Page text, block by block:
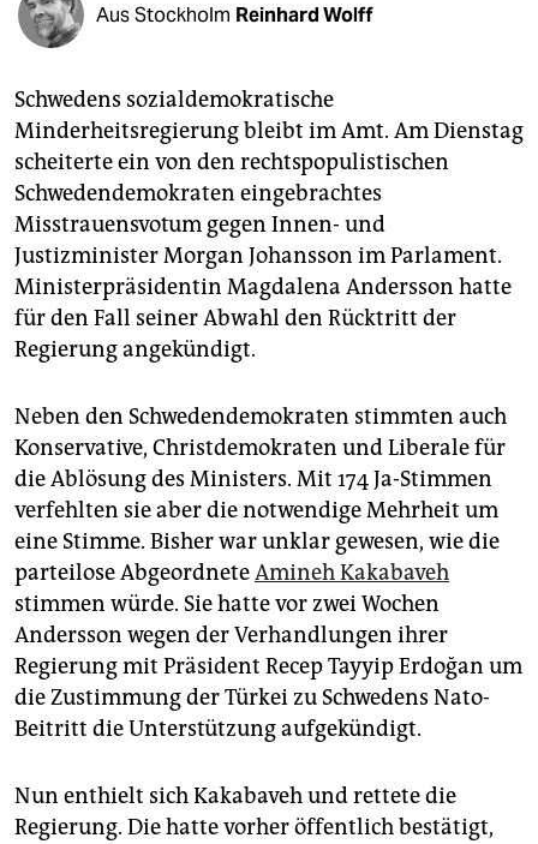
shop
unterstützen
abo
genossenschaft
epaper login
Aus Stockholm Reinhard Wolff
Schwedens sozialdemokratische
Minderheitsregierung bleibt im Amt. Am Dienstag
scheiterte ein von den rechtspopulistischen
Schwedendemokraten eingebrachtes
Misstrauensvotum gegen Innen- und
Justizminister Morgan Johansson im Parlament.
Ministerpräsidentin Magdalena Andersson hatte
für den Fall seiner Abwahl den Rücktritt der
Regierung angekündigt.
Neben den Schwedendemokraten stimmten auch
Konservative, Christdemokraten und Liberale für
die Ablösung des Ministers. Mit 174 Ja-Stimmen
verfehlten sie aber die notwendige Mehrheit um
eine Stimme. Bisher war unklar gewesen, wie die
parteilose AbgeordneteAmineh Kakabaveh
stimmen würde. Sie hatte vor zwei Wochen
Andersson wegen der Verhandlungen ihrer
Regierung mit Präsident Recep Tayyip Erdoğan um
die Zustimmung der Türkei zu Schwedens Nato-
Beitritt die Unterstützung aufgekündigt.
Nun enthielt sich Kakabaveh und rettete die
Regierung. Die hatte vorher öffentlich bestätigt,